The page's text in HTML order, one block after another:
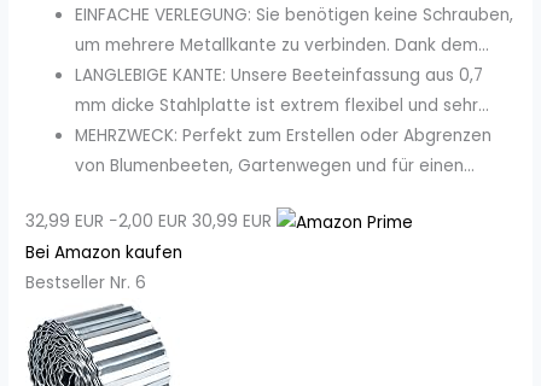
EINFACHE VERLEGUNG: Sie benötigen keine Schrauben,
um mehrere Metallkante zu verbinden. Dank dem...
LANGLEBIGE KANTE: Unsere Beeteinfassung aus 0,7
mm dicke Stahlplatte ist extrem flexibel und sehr...
MEHRZWECK: Perfekt zum Erstellen oder Abgrenzen
von Blumenbeeten, Gartenwegen und für einen...
32,99 EUR −2,00 EUR 30,99 EUR
Bei Amazon kaufen
Bestseller Nr. 6